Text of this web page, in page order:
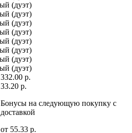
332.00 р.
33.20 р.
Бонусы на следующую покупку c
доставкой
от 55.33 р.